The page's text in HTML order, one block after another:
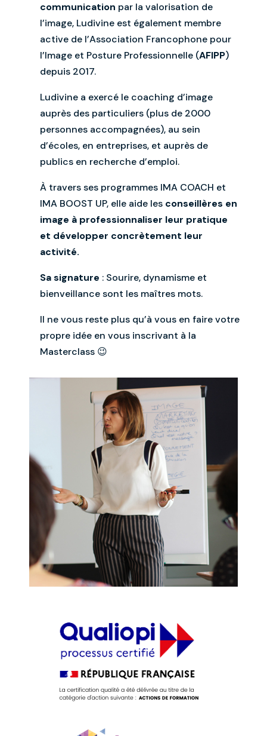
communication par la valorisation de
l’image, Ludivine est également membre
active de l’Association Francophone pour
l’Image et Posture Professionnelle (AFIPP)
depuis 2017.
Ludivine a exercé le coaching d’image
auprès des particuliers (plus de 2000
personnes accompagnées), au sein
d’écoles, en entreprises, et auprès de
publics en recherche d’emploi.
À travers ses programmes IMA COACH et
IMA BOOST UP, elle aide les conseillères en
image à professionnaliser leur pratique
et développer concrètement leur
activité.
Sa signature : Sourire, dynamisme et
bienveillance sont les maîtres mots.
Il ne vous reste plus qu’à vous en faire votre
propre idée en vous inscrivant à la
Masterclass 😉